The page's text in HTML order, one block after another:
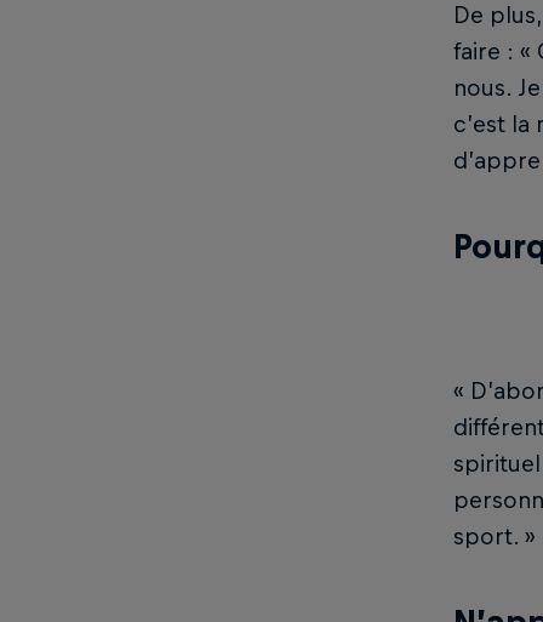
De
faire : «
nous.
c’est
«
sport. »